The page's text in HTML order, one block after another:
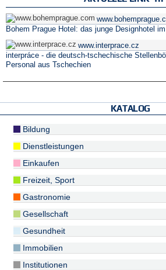
Bohem Prague Hotel: das junge Designhotel
www.interprace.cz
interpráce - die deutsch-tschechische
Personal aus Tschechien
KATALOG
Bildung
Dienstleistungen
Einkaufen
Freizeit, Sport
Gastronomie
Gesellschaft
Gesundheit
Immobilien
Institutionen